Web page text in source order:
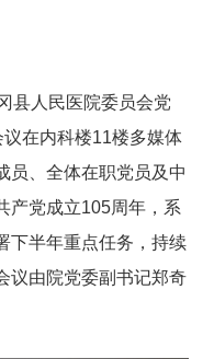
县人民医院委员会党
议在内科楼11楼多媒体
员、全体在职党员及中
产党成立105周年，系
下半年重点任务，持续
议由院党委副书记郑奇